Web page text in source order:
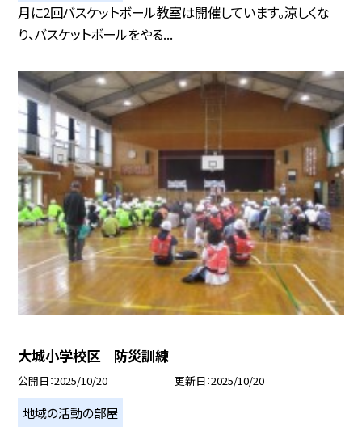
月に2回バスケットボール教室は開催しています。涼しくな
り、バスケットボールをやる...
大城小学校区 防災訓練
公開日 2025/10/20 更新日 2025/10/20
地域の活動の部屋